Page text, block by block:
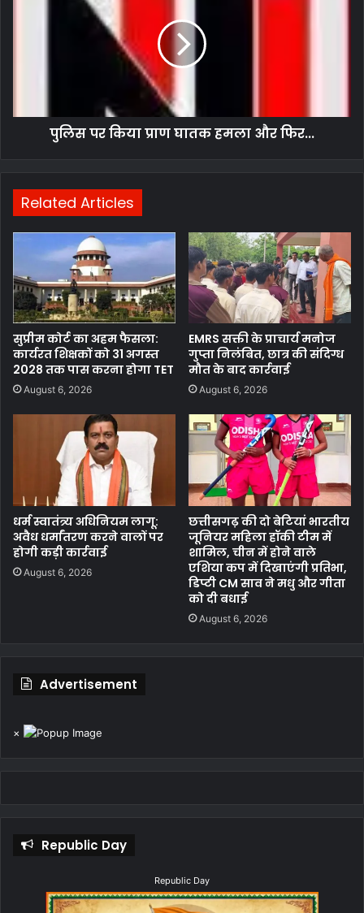
पुलिस पर किया प्राण घातक हमला और फिर...
Related Articles
सुप्रीम कोर्ट का अहम फैसला:
कार्यरत शिक्षकों को 31 अगस्त
2028 तक पास करना होगा TET
August 6, 2026
EMRS सक्ती के प्राचार्य मनोज
गुप्ता निलंबित, छात्र की संदिग्ध
मौत के बाद कार्रवाई
August 6, 2026
धर्म स्वातंत्र्य अधिनियम लागू:
अवैध धर्मांतरण करने वालों पर
होगी कड़ी कार्रवाई
August 6, 2026
छत्तीसगढ़ की दो बेटियां भारतीय
जूनियर महिला हॉकी टीम में
शामिल, चीन में होने वाले
एशिया कप में दिखाएंगी प्रतिभा,
डिप्टी CM साव ने मधु और गीता
को दी बधाई
August 6, 2026
Advertisement
×
Republic Day
Republic Day